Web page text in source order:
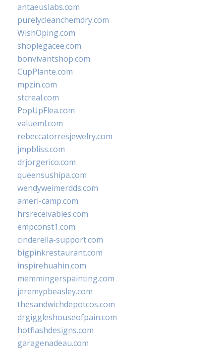
antaeuslabs.com
purelycleanchemdry.com
WishOping.com
shoplegacee.com
bonvivantshop.com
CupPlante.com
mpzin.com
stcreal.com
PopUpFlea.com
valueml.com
rebeccatorresjewelry.com
jmpbliss.com
drjorgerico.com
queensushipa.com
wendyweimerdds.com
ameri-camp.com
hrsreceivables.com
empconst1.com
cinderella-support.com
bigpinkrestaurant.com
inspirehuahin.com
memmingerspainting.com
jeremypbeasley.com
thesandwichdepotcos.com
drgiggleshouseofpain.com
hotflashdesigns.com
garagenadeau.com